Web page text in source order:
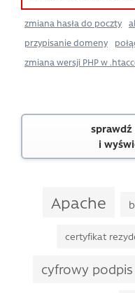
zmiana hasła do poczty
przypisanie domeny
zmiana wersji PHP w
i
Apache
certyfikat
cyfrowy podpis